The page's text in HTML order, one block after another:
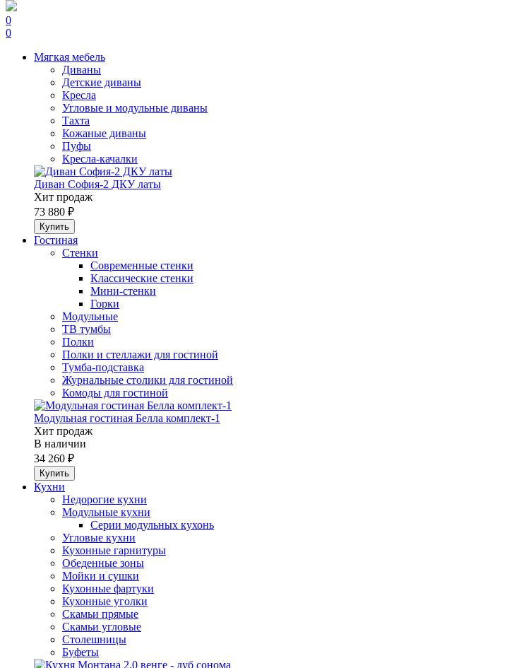
0
0
Мягкая мебель
Диваны
Детские диваны
Кресла
Угловые и модульные диваны
Тахта
Кожаные диваны
Пуфы
Кресла-качалки
Диван София-2 ДКУ латы
Хит продаж
73 880 ₽
Гостиная
Стенки
Современные стенки
Классические стенки
Мини-стенки
Горки
Модульные
ТВ тумбы
Полки
Полки и стеллажи для гостиной
Тумба-подставка
Журнальные столики для гостиной
Комоды для гостиной
Модульная гостиная Белла комплект-1
Хит продаж
В наличии
34 260 ₽
Кухни
Недорогие кухни
Модульные кухни
Серии модульных кухонь
Угловые кухни
Кухонные гарнитуры
Обеденные зоны
Мойки и сушки
Кухонные фартуки
Кухонные уголки
Скамьи прямые
Скамьи угловые
Столешницы
Буфеты